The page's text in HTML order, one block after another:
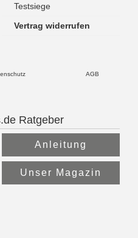
Testsiege
Vertrag widerrufen
AGB
Ratgeber
Anleitung
Unser Magazin